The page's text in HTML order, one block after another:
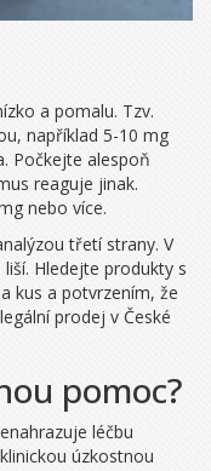
a pomalu. Tzv.
například 5-10 mg
Počkejte alespoň
reaguje jinak.
nebo více.
třetí strany. V
Hledejte produkty s
kus a potvrzením, že
prodej v České
pomoc?
léčbu
úzkostnou